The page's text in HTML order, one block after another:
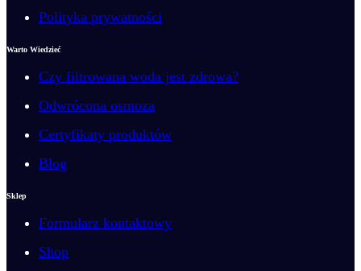
Wkłady i filtry wymienne
Polityka prywatności
Warto Wiedzieć
Czy filtrowana woda jest zdrowa?
Odwrócona osmoza
Certyfikaty produktów
Blog
Sklep
Formularz kontaktowy
Shop